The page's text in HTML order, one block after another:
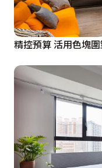
島。意義在於功能
房設定為純粹是短
區）作為作業與交誼
C 餐廳（改為中島櫃
應付實際收納以及
的問題，故將須長
區。
精控預算 活用色塊